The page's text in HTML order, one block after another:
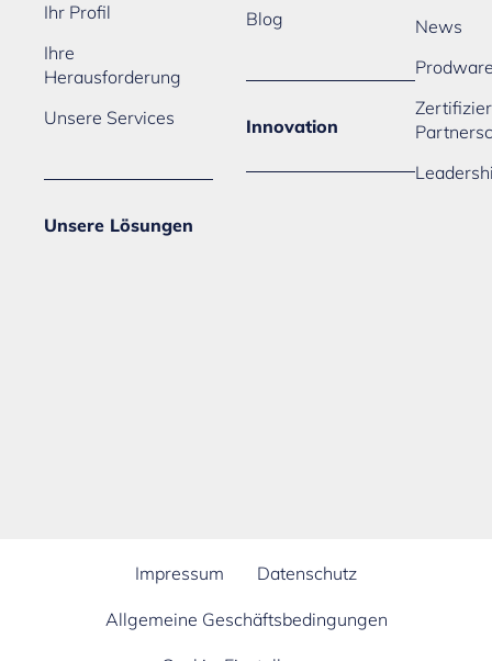
Ihr Profil
Ihre
Herausforderung
Unsere Services
Unsere Lösungen
Blog
Innovation
News
Impressum Datenschutz
Allgemeine Geschäftsbedingungen